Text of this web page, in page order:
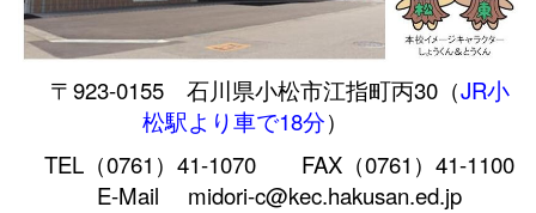
〒923-0155 石川県小松市江指町丙30（JR小
松駅より車で18分）
TEL（0761）41-1070 FAX（0761）41-1100
E-Mail midori-c@kec.hakusan.ed.jp